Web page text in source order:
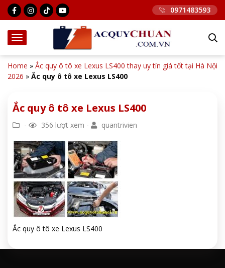
0971483593
Home » Ắc quy ô tô xe Lexus LS400 thay uy tín giá tốt tại Hà Nội
2026 » Ắc quy ô tô xe Lexus LS400
Ắc quy ô tô xe Lexus LS400
- 356 lượt xem - quantrivien
Ắc quy ô tô xe Lexus LS400